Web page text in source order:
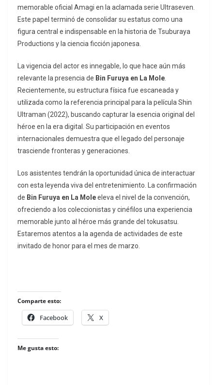
memorable oficial Amagi en la aclamada serie Ultraseven
Este papel terminó de consolidar su estatus como una
figura central e indispensable en la historia de Tsuburaya
Productions y la ciencia ficción japonesa.
La vigencia del actor es innegable, lo que hace aún más
relevante la presencia de Bin Furuya en La Mole
Recientemente, su estructura física fue escaneada y
utilizada como la referencia principal para la película Shin
Ultraman (2022), buscando capturar la esencia original del
héroe en la era digital. Su participación en eventos
internacionales demuestra que el legado del personaje
trasciende fronteras y generaciones.
Los asistentes tendrán la oportunidad única de interactuar
con esta leyenda viva del entretenimiento. La confirmación
de Bin Furuya en La Moleeleva el nivel de la convención,
ofreciendo a los coleccionistas y cinéfilos una experiencia
memorable junto al héroe más grande del tokusatsu
Estaremos atentos a la agenda de actividades de este
invitado de honor para el mes de marzo.
Comparte esto:
Facebook X
Me gusta esto: